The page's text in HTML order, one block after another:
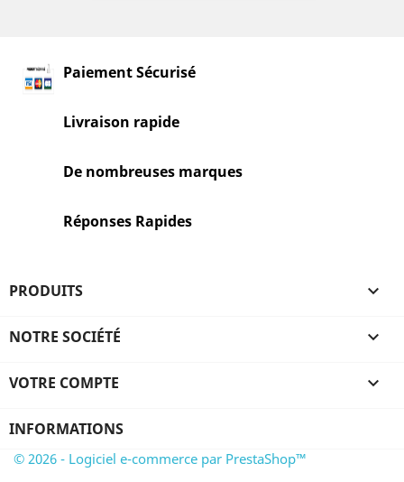
Paiement Sécurisé
Livraison rapide
De nombreuses marques
Réponses Rapides
PRODUITS 
NOTRE SOCIÉTÉ 
VOTRE COMPTE 
INFORMATIONS
© 2026 - Logiciel e-commerce par PrestaShop™